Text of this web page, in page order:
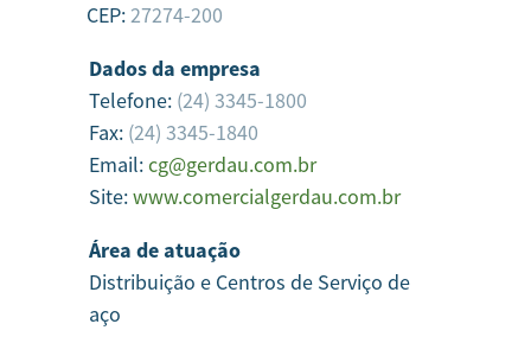
CEP:27274-200
Dados da empresa
Telefone: (24) 3345-1800
Fax: (24) 3345-1840
Email:cg@gerdau.com.br
Site:www.comercialgerdau.com.br
Área de atuação
Distribuição e Centros de Serviço de
aço